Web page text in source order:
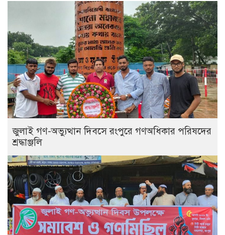
‎জুলাই গণ-অভ্যুত্থান দিবসে রংপুরে গণঅধিকার পরিষদের
শ্রদ্ধাঞ্জলি ‎